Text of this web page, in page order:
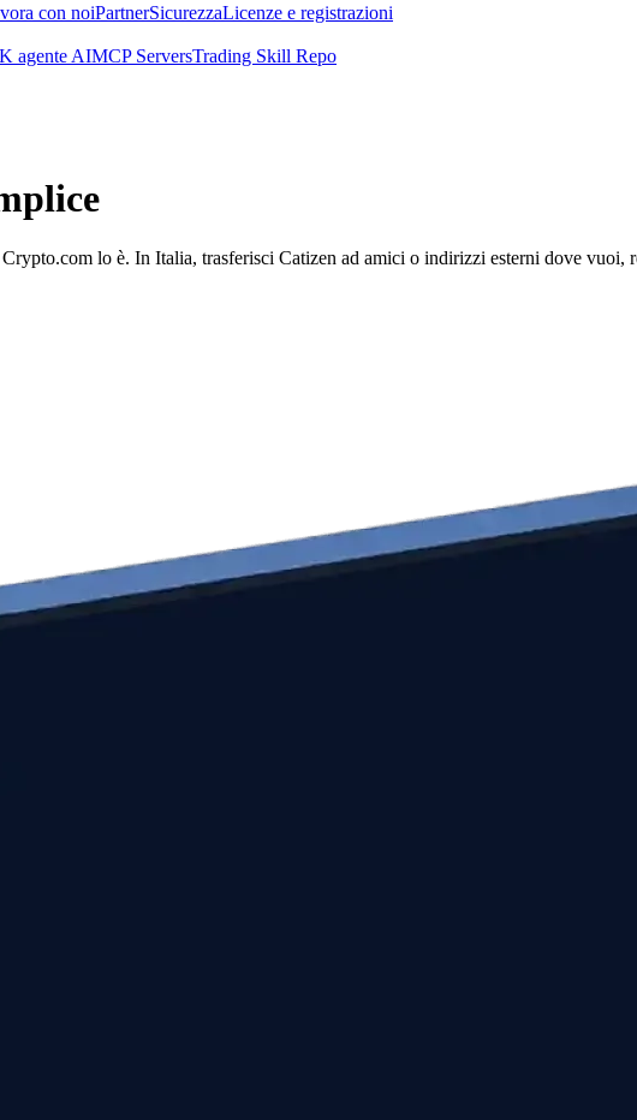
con noiPartnerSicurezzaLicenze e registrazioni
agente AIMCP ServersTrading Skill Repo
lo è. In Italia, trasferisci Catizen ad amici o indirizzi esterni dove vuoi,